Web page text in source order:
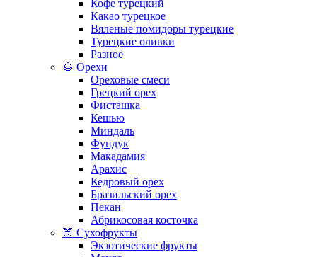
Кофе турецкий
Какао турецкое
Вяленые помидоры турецкие
Турецкие оливки
Разное
🌰 Орехи
Ореховые смеси
Грецкий орех
Фисташка
Кешью
Миндаль
Фундук
Макадамия
Арахис
Кедровый орех
Бразильский орех
Пекан
Абрикосовая косточка
🍑 Сухофрукты
Экзотические фрукты